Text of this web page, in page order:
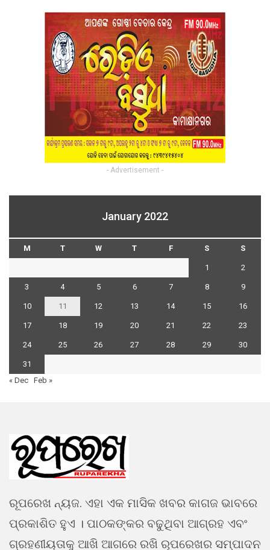
- Advertisement -
January 2022
M T W T F S S
1 2
3 4 5 6 7 8 9
10 11 12 13 14 15 16
17 18 19 20 21 22 23
24 25 26 27 28 29 30
31
« Dec Feb »
ରୂପରେଖ ନ୍ୟଜ. ଏହା ଏକ ମାସିକ ଖବର କାଗଜ ଭାବରେ
ପ୍ରକାଶିତ ହୁଏ । ପାଠକଙ୍କର ବଢୁଥିବା ଆଗ୍ରହ ଏବଂ
ଗ୍ରହଣୀୟତାକୁ ଆଖି ଆଗରେ ରଖି ରୂପରେଖର ସମ୍ପାଦନ